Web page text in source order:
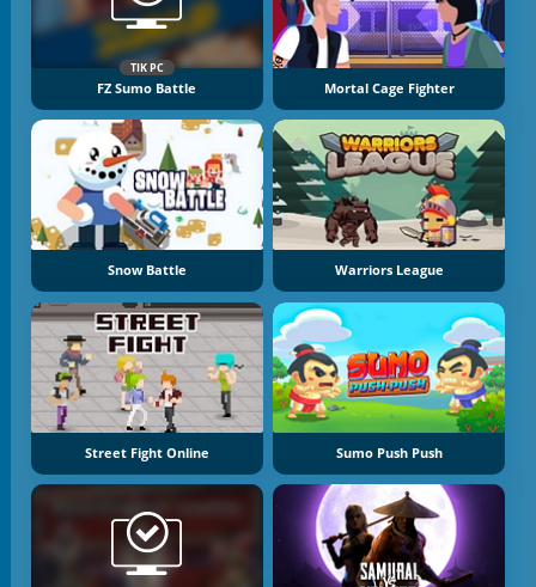
TIK PC
FZ Sumo Battle Mortal Cage Fighter
Snow Battle Warriors League
Street Fight Online Sumo Push Push